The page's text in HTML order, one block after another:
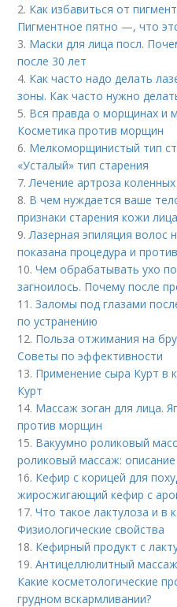
2. Как избавиться от
Пигментное пятно —, что
3. Маски для лица посл.
после 30 лет
4. Как часто надо делать
зоны. Как часто нужно
5. Вся правда о морщинах и
Косметика против морщин
6. Мелкоморщинистый тип
«Усталый» тип старения
7.Лечение артроза коленных
8. В чем нуждается ваше
признаки старения кожи лица
9.Лазерная эпиляция волос
показана процедура и
10.Чем обрабатывать ухо
загноилось. Почему после
11.Заломы под глазами
по устранению
12. Польза отжимания на
Советы по эффективности
13. Применение сыра Курт в
Курт
14. Массаж зоган для лица.
против морщин
15. Вакуумно роликовый
роликовый массаж:
16. Кефир с корицей для
жиросжигающий кефир с
17.Что такое лактулоза и в
Физиологические свойства
18. Кефирный продукт с
19.Антицеллюлитный
Какие косметологические
грудном вскармливании?